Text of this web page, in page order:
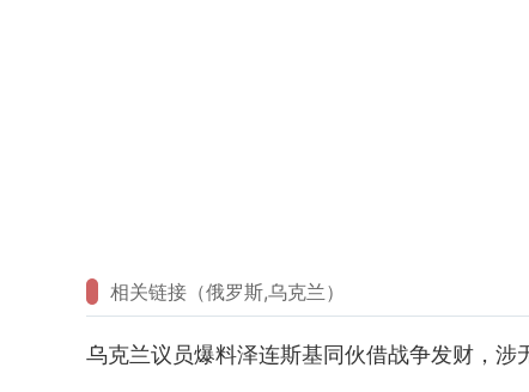
相关链接（俄罗斯,乌克兰）
乌克兰议员爆料泽连斯基同伙借战争发财，涉